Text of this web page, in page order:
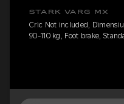
STARK VARG MX
Cric Not included,
90-110 kg, Foot brake,